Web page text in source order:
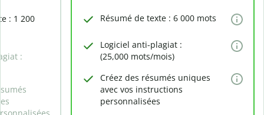
: 1 200
:
Résumé de texte : 6 000 mots
Logiciel anti-plagiat :
(25,000 mots/mois)
Créez des résumés uniques
avec vos instructions
personnalisées